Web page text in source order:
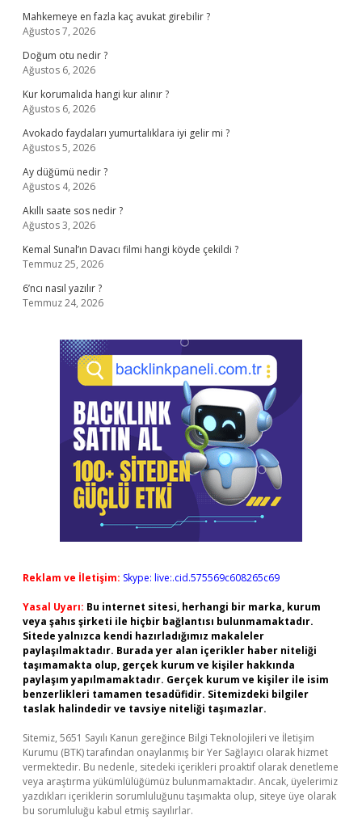
Mahkemeye en fazla kaç avukat girebilir ?
Ağustos 7, 2026
Doğum otu nedir ?
Ağustos 6, 2026
Kur korumalıda hangi kur alınır ?
Ağustos 6, 2026
Avokado faydaları yumurtalıklara iyi gelir mi ?
Ağustos 5, 2026
Ay düğümü nedir ?
Ağustos 4, 2026
Akıllı saate sos nedir ?
Ağustos 3, 2026
Kemal Sunal’ın Davacı filmi hangi köyde çekildi ?
Temmuz 25, 2026
6’ncı nasıl yazılır ?
Temmuz 24, 2026
Reklam ve İletişim: Skype: live:.cid.575569c608265c69
Yasal Uyarı: Bu internet sitesi, herhangi bir marka, kurum
veya şahıs şirketi ile hiçbir bağlantısı bulunmamaktadır.
Sitede yalnızca kendi hazırladığımız makaleler
paylaşılmaktadır. Burada yer alan içerikler haber niteliği
taşımamakta olup, gerçek kurum ve kişiler hakkında
paylaşım yapılmamaktadır. Gerçek kurum ve kişiler ile isim
benzerlikleri tamamen tesadüfidir. Sitemizdeki bilgiler
taslak halindedir ve tavsiye niteliği taşımazlar.
Sitemiz, 5651 Sayılı Kanun gereğince Bilgi Teknolojileri ve İletişim
Kurumu (BTK) tarafından onaylanmış bir Yer Sağlayıcı olarak hizmet
vermektedir. Bu nedenle, sitedeki içerikleri proaktif olarak denetleme
veya araştırma yükümlülüğümüz bulunmamaktadır. Ancak, üyelerimiz
yazdıkları içeriklerin sorumluluğunu taşımakta olup, siteye üye olarak
bu sorumluluğu kabul etmiş sayılırlar.